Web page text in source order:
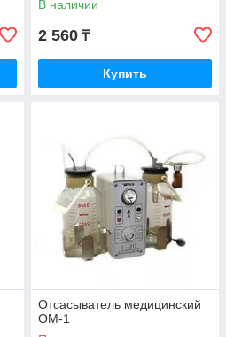
В наличии
2 560 ₸
Купить
Отсасыватель медицинский
ОМ-1